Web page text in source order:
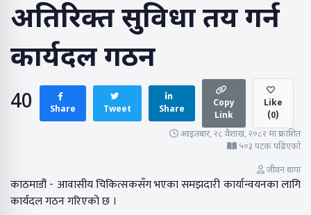
अतिरिक्त सुविधा तय गर्न
कार्यदल गठन
40 Share Tweet Share
Copy
Link
Like
(0)
आइतबार, २८ वैशाख, २०८२ मा प्रकाशित
५०३ पटक पढिएको
जीवन थापा
काठमाडौं - आवासीय चिकित्सकसँग भएका समझदारी कार्यान्वयनका लागि
कार्यदल गठन गरिएको छ ।